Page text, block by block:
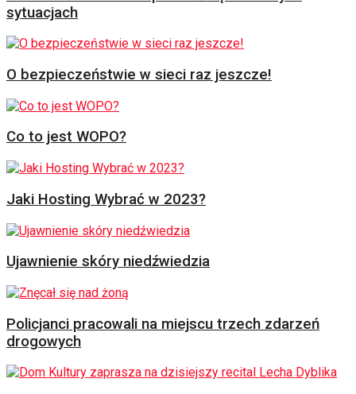
sytuacjach
O bezpieczeństwie w sieci raz jeszcze!
Co to jest WOPO?
Jaki Hosting Wybrać w 2023?
Ujawnienie skóry niedźwiedzia
Policjanci pracowali na miejscu trzech zdarzeń
drogowych